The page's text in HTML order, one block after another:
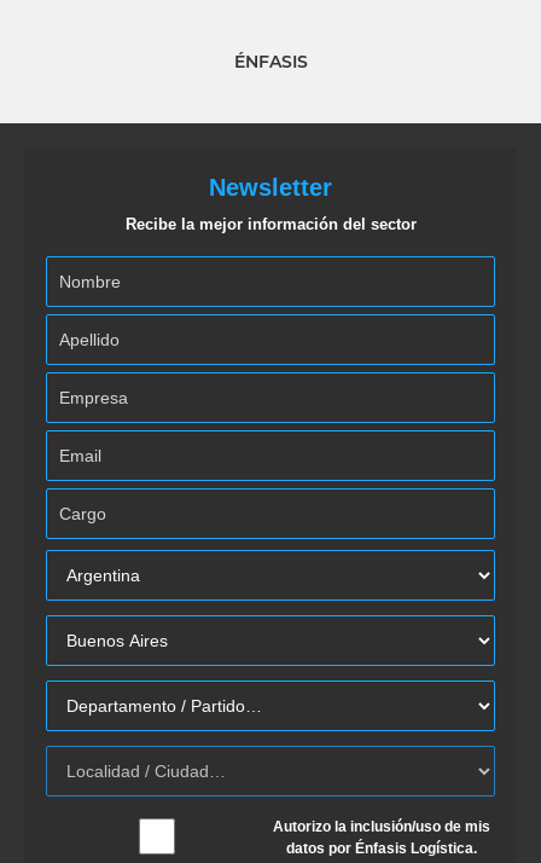
ÉNFASIS
Newsletter
Recibe la mejor información del sector
Autorizo la inclusión/uso de mis
datos por Énfasis Logística.